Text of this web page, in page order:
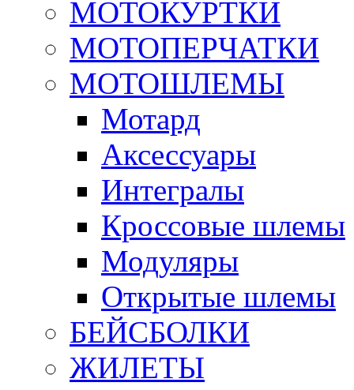
МОТОКУРТКИ
МОТОПЕРЧАТКИ
МОТОШЛЕМЫ
Мотард
Аксессуары
Интегралы
Кроссовые шлемы
Модуляры
Открытые шлемы
БЕЙСБОЛКИ
ЖИЛЕТЫ